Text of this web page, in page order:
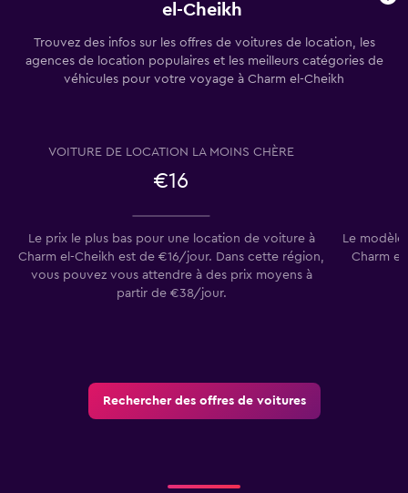
el-Cheikh
Trouvez des infos sur les offres de voitures de location, les
agences de location populaires et les meilleurs catégories de
véhicules pour votre voyage à Charm el-Cheikh
VOITURE DE LOCATION LA MOINS CHÈRE
€16
Le prix le plus bas pour une location de voiture à
Charm el-Cheikh est de €16/jour. Dans cette région,
vous pouvez vous attendre à des prix moyens à
partir de €38/jour.
Le
Charm
Rechercher des offres de voitures